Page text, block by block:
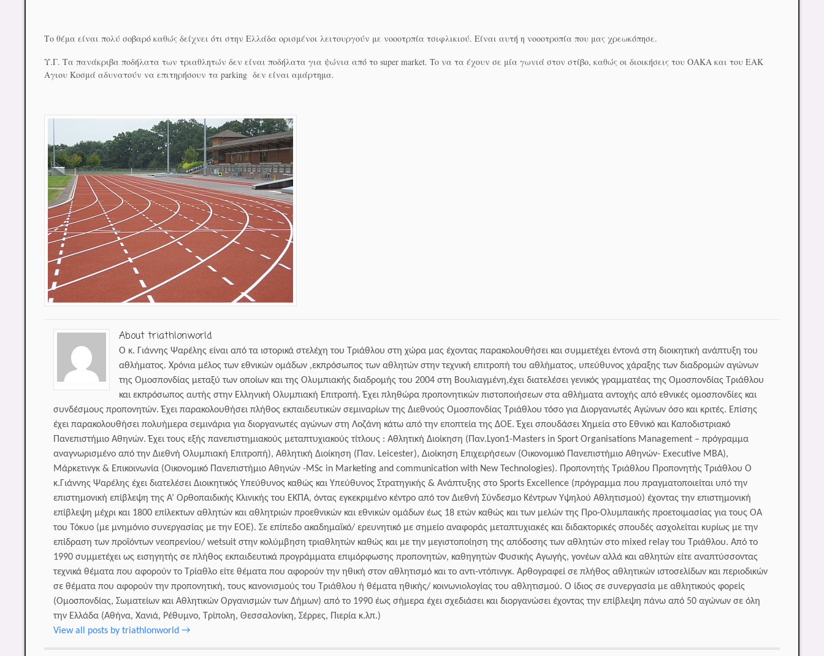
Το θέμα είναι πολύ σοβαρό καθώς δείχνει ότι στην Ελλάδα ορισμένοι λειτουργούν με νοοοτρπία τσιφλικιού. Είναι αυτή η νοοοτροπία που μας χρεωκόπησε.
Υ.Γ. Τα πανάκριβα ποδήλατα των τριαθλητών δεν είναι ποδήλατα για ψώνια από το super market. To να τα έχουν σε μία γωνιά στον στίβο, καθώς οι διοικήσεις του ΟΑΚΑ και του ΕΑΚ
Αγιου Κοσμά αδυνατούν να επιτηρήσουν τα parking δεν είναι αμάρτημα.
About triathlonworld
Ο κ. Γιάννης Ψαρέλης είναι από τα ιστορικά στελέχη του Τριάθλου στη χώρα μας έχοντας παρακολουθήσει και συμμετέχει έντονά στη διοικητική ανάπτυξη του
αθλήματος. Χρόνια μέλος των εθνικών ομάδων ,εκπρόσωπος των αθλητών στην τεχνική επιτροπή του αθλήματος, υπεύθυνος χάραξης των διαδρομών αγώνων
της Ομοσπονδίας μεταξύ των οποίων και της Ολυμπιακής διαδρομής του 2004 στη Βουλιαγμένη,έχει διατελέσει γενικός γραμματέας της Ομοσπονδίας Τριάθλου
και εκπρόσωπος αυτής στην Ελληνική Ολυμπιακή Επιτροπή. Έχει πληθώρα προπονητικών πιστοποιήσεων στα αθλήματα αντοχής από εθνικές ομοσπονδίες και
συνδέσμους προπονητών. Έχει παρακολουθήσει πλήθος εκπαιδευτικών σεμιναρίων της Διεθνούς Ομοσπονδίας Τριάθλου τόσο για Διοργανωτές Αγώνων όσο και κριτές. Επίσης
έχει παρακολουθήσει πολυήμερα σεμινάρια για διοργανωτές αγώνων στη Λοζάνη κάτω από την εποπτεία της ΔΟΕ. Έχει σπουδάσει Χημεία στο Εθνικό και Καποδιστριακό
Πανεπιστήμιο Αθηνών. Έχει τους εξής πανεπιστημιακούς μεταπτυχιακούς τίτλους : Αθλητική Διοίκηση (Παν.Lyon1-Masters in Sport Organisations Management – πρόγραμμα
αναγνωρισμένο από την Διεθνή Ολυμπιακή Επιτροπή), Αθλητική Διοίκηση (Παν. Leicester), Διοίκηση Επιχειρήσεων (Οικονομικό Πανεπιστήμιο Αθηνών- Executive MBA),
Μάρκετινγκ & Επικοινωνία (Οικονομικό Πανεπιστήμιο Αθηνών -MSc in Marketing and communication with New Technologies). Προπονητής Τριάθλου Προπονητής Τριάθλου Ο
κ.Γιάννης Ψαρέλης έχει διατελέσει Διοικητικός Υπεύθυνος καθώς και Υπεύθυνος Στρατηγικής & Ανάπτυξης στο Sports Excellence (πρόγραμμα που πραγματοποιείται υπό την
επιστημονική επίβλεψη της Α’ Ορθοπαιδικής Κλινικής του ΕΚΠΑ, όντας εγκεκριμένο κέντρο από τον Διεθνή Σύνδεσμο Κέντρων Υψηλού Αθλητισμού) έχοντας την επιστημονική
επίβλεψη μέχρι και 1800 επίλεκτων αθλητών και αθλητριών προεθνικών και εθνικών ομάδων έως 18 ετών καθώς και των μελών της Προ-Ολυμπαικής προετοιμασίας για τους ΟΑ
του Τόκυο (με μνημόνιο συνεργασίας με την ΕΟΕ). Σε επίπεδο ακαδημαϊκό/ ερευνητικό με σημείο αναφοράς μεταπτυχιακές και διδακτορικές σπουδές ασχολείται κυρίως με την
επίδραση των προϊόντων νεοπρενίου/ wetsuit στην κολύμβηση τριαθλητών καθώς και με την μεγιστοποίηση της απόδοσης των αθλητών στο mixed relay του Τριάθλου. Από το
1990 συμμετέχει ως εισηγητής σε πλήθος εκπαιδευτικά προγράμματα επιμόρφωσης προπονητών, καθηγητών Φυσικής Αγωγής, γονέων αλλά και αθλητών είτε αναπτύσσοντας
τεχνικά θέματα που αφορούν το Τρίαθλο είτε θέματα που αφορούν την ηθική στον αθλητισμό και το αντι-ντόπινγκ. Αρθογραφεί σε πλήθος αθλητικών ιστοσελίδων και περιοδικών
σε θέματα που αφορούν την προπονητική, τους κανονισμούς του Τριάθλου ή θέματα ηθικής/ κοινωνιολογίας του αθλητισμού. Ο ίδιος σε συνεργασία με αθλητικούς φορείς
(Ομοσπονδίας, Σωματείων και Αθλητικών Οργανισμών των Δήμων) από το 1990 έως σήμερα έχει σχεδιάσει και διοργανώσει έχοντας την επίβλεψη πάνω από 50 αγώνων σε όλη
την Ελλάδα (Αθήνα, Χανιά, Ρέθυμνο, Τρίπολη, Θεσσαλονίκη, Σέρρες, Πιερία κ.λπ.)
View all posts by triathlonworld →